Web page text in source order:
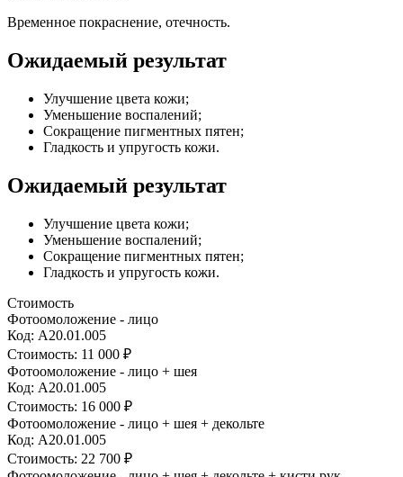
Временное покраснение, отечность.
Ожидаемый результат
Улучшение цвета кожи;
Уменьшение воспалений;
Сокращение пигментных пятен;
Гладкость и упругость кожи.
Ожидаемый результат
Улучшение цвета кожи;
Уменьшение воспалений;
Сокращение пигментных пятен;
Гладкость и упругость кожи.
Стоимость
Фотоомоложение - лицо
Код: А20.01.005
Стоимость: 11 000 ₽
Фотоомоложение - лицо + шея
Код: А20.01.005
Стоимость: 16 000 ₽
Фотоомоложение - лицо + шея + декольте
Код: А20.01.005
Стоимость: 22 700 ₽